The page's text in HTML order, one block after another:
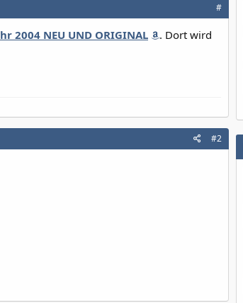
#
2004 NEU UND ORIGINAL
. Dort wird
#2